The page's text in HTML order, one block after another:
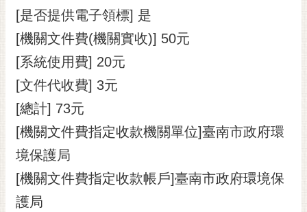
[是否提供電子領標] 是
[機關文件費(機關實收)] 50元
[系統使用費] 20元
[文件代收費] 3元
[總計] 73元
[機關文件費指定收款機關單位]臺南市政府環
境保護局
[機關文件費指定收款帳戶]臺南市政府環境保
護局